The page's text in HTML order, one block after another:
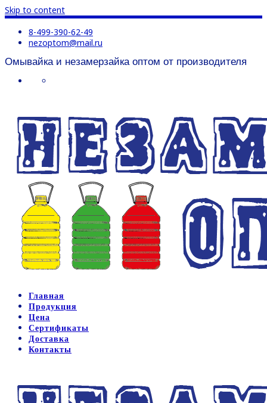
Skip to content
8-499-390-62-49
nezoptom@mail.ru
Омывайка и незамерзайка оптом от производителя
Главная
Продукция
Цена
Сертификаты
Доставка
Контакты